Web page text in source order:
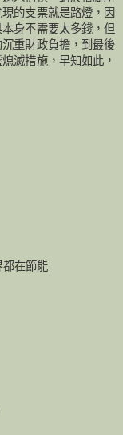
的支票就是路燈，因
身不需要太多錢，但
重財政負擔，到最後
滅措施，早知如此，
都在節能